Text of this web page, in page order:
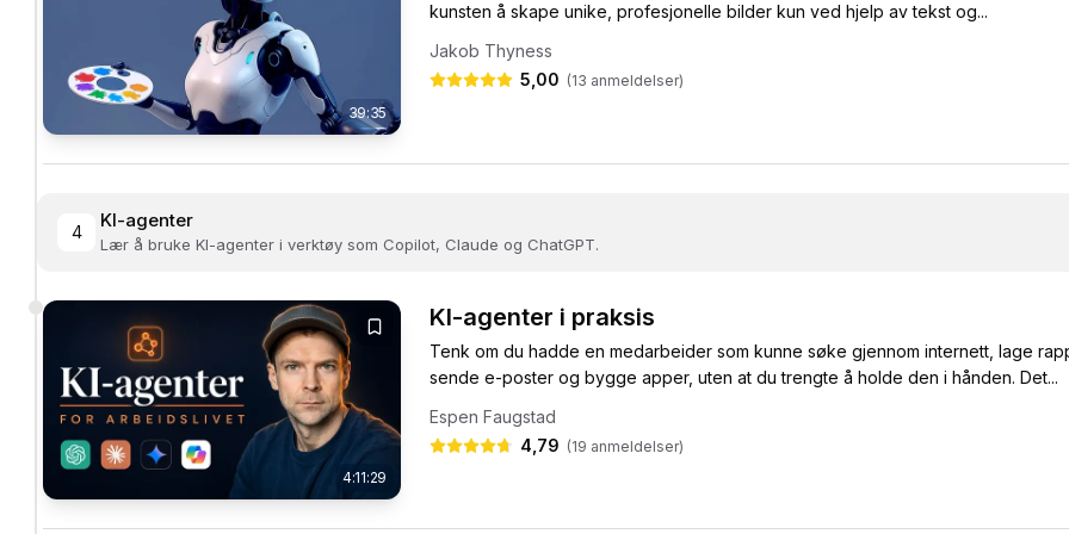
39:35
kunsten å skape unike, profesjonelle bilder kun ved hjelp av tekst og...
Jakob Thyness
5,00 (13 anmeldelser)
4
KI-agenter
Lær å bruke KI-agenter i verktøy som Copilot, Claude og ChatGPT.
4:11:29
KI-agenter i praksis
Tenk om du hadde en medarbeider som kunne søke gjennom internett, lage
sende e-poster og bygge apper, uten at du trengte å holde den i hånden. Det...
Espen Faugstad
4,79 (19 anmeldelser)